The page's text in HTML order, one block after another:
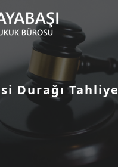
Durağı Tahliye